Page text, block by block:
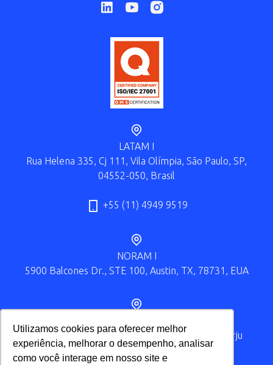
Utilizamos cookies para oferecer melhor
experiência, melhorar o desempenho, analisar
como você interage em nosso site e
Utilizamos cookies para oferecer melhor
experiência, melhorar o desempenho, analisar
como você interage em nosso site e
LATAM I
Rua Helena 335, Cj 111, Vila Olímpia, São Paulo, SP,
04552-050, Brasil
+55 (11) 4949 9519
NORAM I
5900 Balcones Dr., STE 100, Austin, TX, 78731, EUA
Järvevana tee 9, Kesklinna linnaosa, Tallinn, Harju
maakond, 11314, Estonia